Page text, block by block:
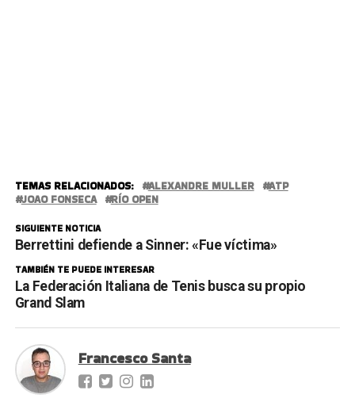
TEMAS RELACIONADOS: ALEXANDRE MULLER
ATP
JOAO FONSECA
RÍO OPEN
SIGUIENTE NOTICIA
Berrettini defiende a Sinner: «Fue víctima»
TAMBIÉN TE PUEDE INTERESAR
La Federación Italiana de Tenis busca su propio
Grand Slam
Francesco Santa